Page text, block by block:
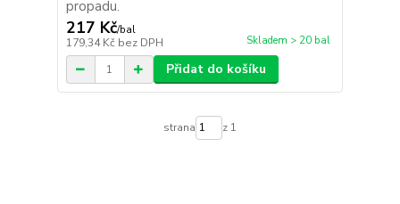
propadu.
217 Kč/bal
179,34 Kč bez DPH Skladem > 20 bal
Přidat do košíku
strana z 1